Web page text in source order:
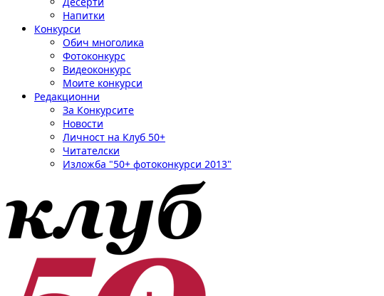
Напитки
Конкурси
Обич многолика
Фотоконкурс
Видеоконкурс
Моите конкурси
Редакционни
За Конкурсите
Новости
Личност на Клуб 50+
Читателски
Изложба "50+ фотоконкурси 2013"